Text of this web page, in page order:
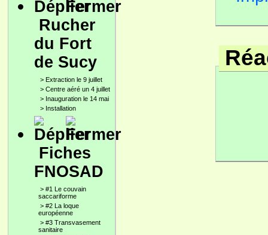
Rucher
du Fort
de Sucy
> Extraction le 9 juillet
> Centre aéré un 4 juillet
> Inauguration le 14 mai
> Installation
Fiches
FNOSAD
> #1 Le couvain
saccariforme
> #2 La loque
européenne
> #3 Transvasement
sanitaire